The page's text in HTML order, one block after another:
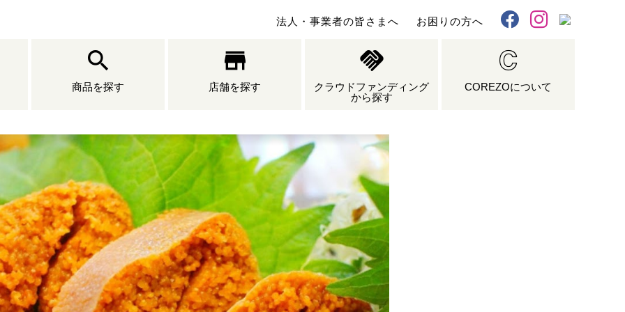
法人・事業者の皆さまへ お困りの方へ
FacebookInstagram
商品を探す 店舗を探す
クラウドファンディング
から探す
COREZOについて